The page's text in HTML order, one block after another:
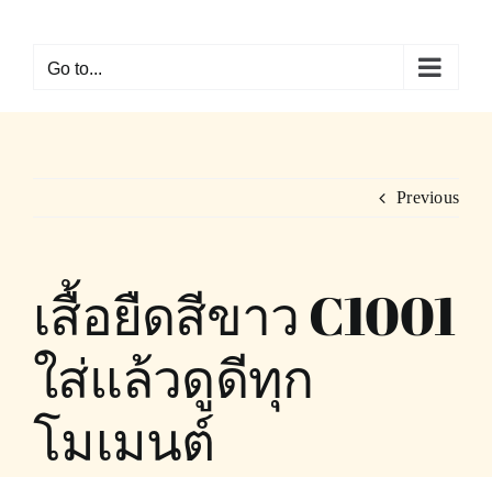
contentGo to...
Previous
เสื้อยืดสีขาว C1001
ใส่แล้วดูดีทุก
โมเมนต์